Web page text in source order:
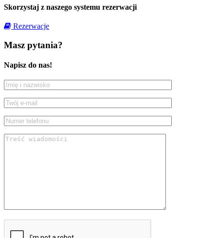
Skorzystaj z naszego systemu rezerwacji
Rezerwacje
Masz pytania?
Napisz do nas!